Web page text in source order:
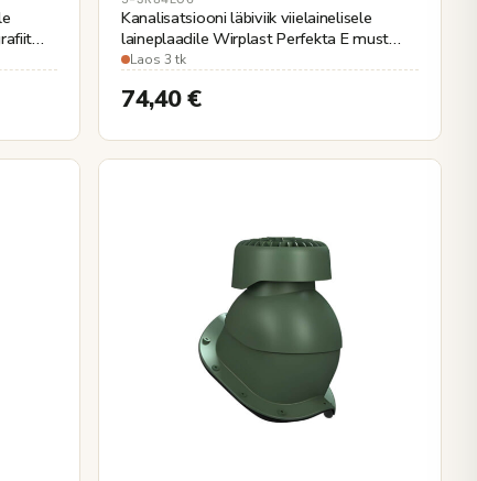
Kanalisatsiooni läbiviik viielainelisele
laineplaadile Wirplast Perfekta E must
Ø110mm
Laos 3 tk
74,40€